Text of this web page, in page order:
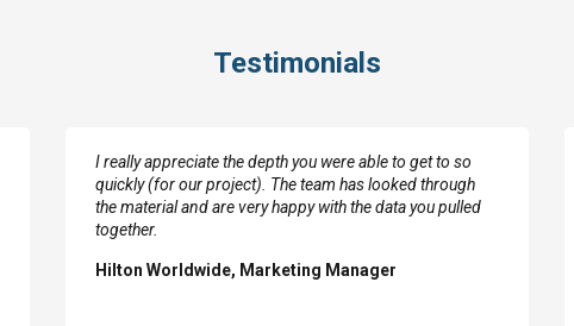
Testimonials
I really appreciate the depth you were able to get to so
quickly (for our project). The team has looked through
the material and are very happy with the data you pulled
together.
Hilton Worldwide, Marketing Manager